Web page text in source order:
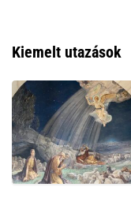
Kiemelt utazások